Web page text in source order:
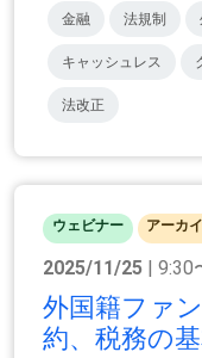
金融 法規制
キャッシュレス
法改正
ウェビナー アーカ
2025/11/25 | 9:30
外国籍ファ
約、税務の